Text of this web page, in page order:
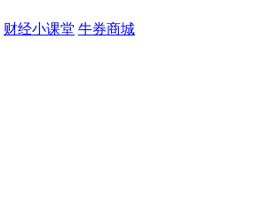
财经小课堂 牛券商城